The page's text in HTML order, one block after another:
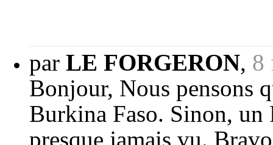
par LE FORGERON, 8
Bonjour, Nous pensons
Burkina Faso. Sinon, un
presque jamais vu.